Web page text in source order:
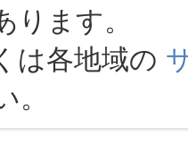
ります。
は各地域の
。